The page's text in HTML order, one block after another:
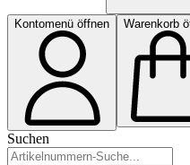
Kontomenü öffnen Warenkorb
Suchen